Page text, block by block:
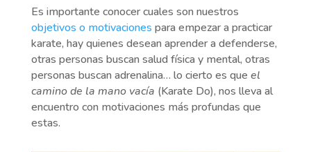
Es importante conocer cuales son nuestros
objetivos o motivaciones para empezar a practicar
karate, hay quienes desean aprender a defenderse,
otras personas buscan salud física y mental, otras
personas buscan adrenalina… lo cierto es que el
camino de la mano vacía (Karate Do), nos lleva al
encuentro con motivaciones más profundas que
estas.